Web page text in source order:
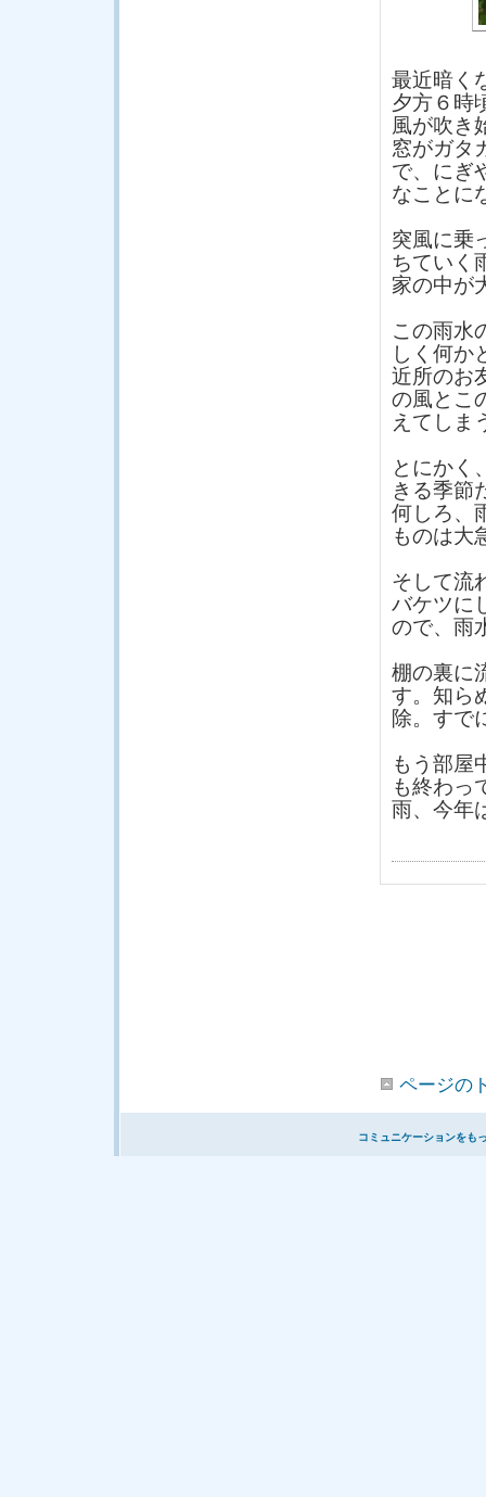
最近暗く
夕方６時
風が吹き
窓がガタ
で、にぎ
なことに
突風に乗
ちていく
家の中が
この雨水
しく何か
近所のお
の風とこ
えてしま
とにかく
きる季節
何しろ、
ものは大
そして流
バケツに
ので、雨
棚の裏に
す。知ら
除。すで
もう部屋
も終わっ
雨、今年
ページの
コミュニケーションをも